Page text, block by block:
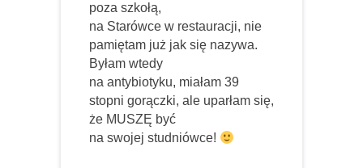
poza szkołą,
na Starówce w restauracji, nie
pamiętam już jak się nazywa.
Byłam wtedy
na antybiotyku, miałam 39
stopni gorączki, ale uparłam się,
że MUSZĘ być
na swojej studniówce!